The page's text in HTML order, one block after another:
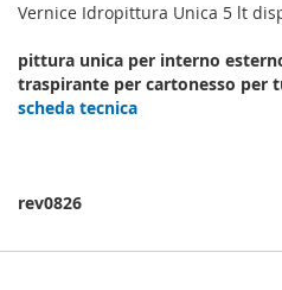
Vernice Idropittura Unica 5 lt
pittura unica per interno
traspirante per cartonesso per
scheda tecnica
rev0826